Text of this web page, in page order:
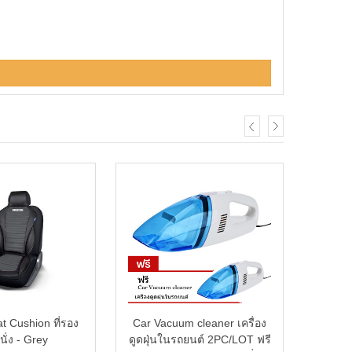
Cushion ที่รอง
ง - Grey
Car Vacuum cleaner เครื่อง
ดูดฝุ่นในรถยนต์ 2PC/LOT ฟรี